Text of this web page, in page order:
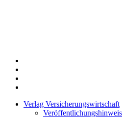
Verlag Versicherungswirtschaft